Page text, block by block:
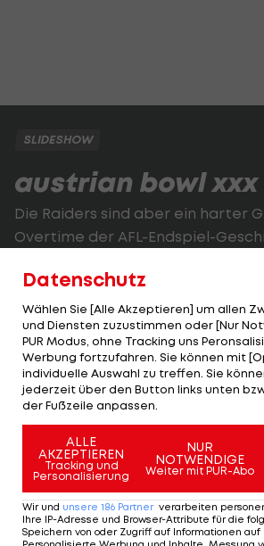
SLIDESHOW
austrian bowl
Die Raiders sind aber ein harter
Overtime der AFL-Endspiel-
2 VON 21
Datenschutz
Wählen Sie [Alle Akzeptieren] um allen
und Diensten zuzustimmen oder [Nur
PUR Modus, ohne Tracking uns
Werbung fortzufahren. Sie können mit
individuelle Auswahl zu treffen. Sie
jederzeit über den Button links unten
der Fußzeile anpassen.
ALLE
AKZEPTIEREN
Tracking und
Personalisierung
NUR
NOTWENDIGE
Weiter mit PUR-Abo
Wir und unsere 186 Partner verarbeiten
Ihre IP-Adresse und Browser-Attribute für die
Speichern von oder Zugriff auf Informationen